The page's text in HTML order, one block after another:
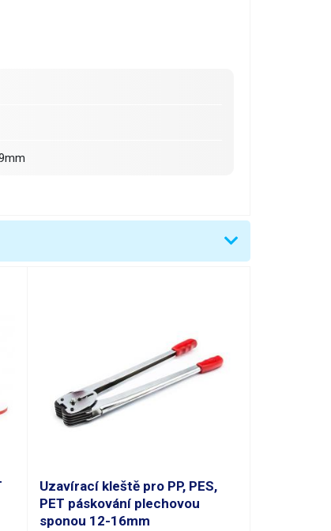
Uzavírací kleště pro PP, PES,
PET páskování plechovou
sponou 12-16mm